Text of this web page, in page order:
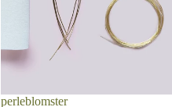
Udsolgt
perleblomster